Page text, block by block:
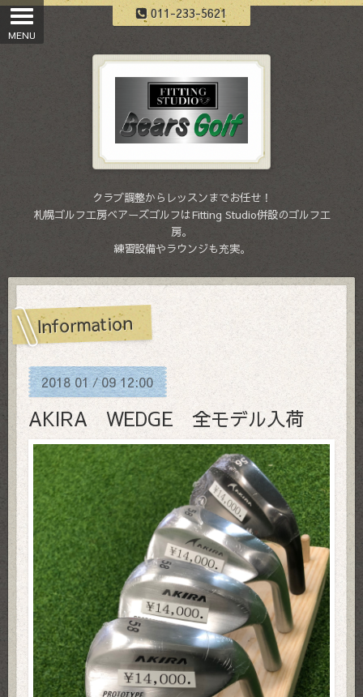
011-233-5621
クラブ調整からレッスンまでお任せ！
札幌ゴルフ工房ベアーズゴルフはFitting Studio併設のゴルフ工
房。
練習設備やラウンジも充実。
Information
2018 01/09 12:00
AKIRA WEDGE 全モデル入荷